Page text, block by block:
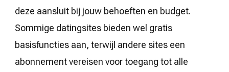
deze aansluit bij jouw behoeften en budget.
Sommige datingsites bieden wel gratis
basisfuncties aan, terwijl andere sites een
abonnement vereisen voor toegang tot alle